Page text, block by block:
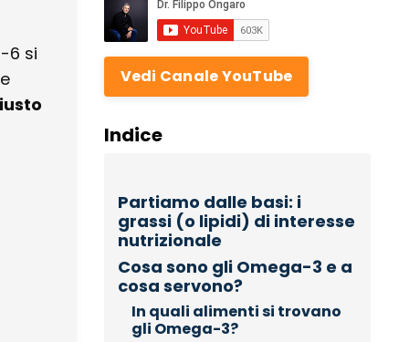
6 si
Vedi Canale YouTube
Indice
Partiamo dalle basi: i
grassi (o lipidi) di interesse
nutrizionale
Cosa sono gli Omega-3 e a
cosa servono?
In quali alimenti si trovano
gli Omega-3?